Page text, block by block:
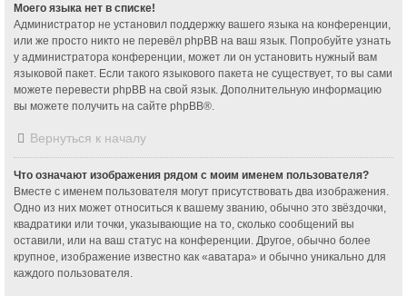
Моего языка нет в списке!
Администратор не установил поддержку вашего языка на конференции,
или же просто никто не перевёл phpBB на ваш язык. Попробуйте узнать
у администратора конференции, может ли он установить нужный вам
языковой пакет. Если такого языкового пакета не существует, то вы сами
можете перевести phpBB на свой язык. Дополнительную информацию
вы можете получить на сайте phpBB®.
Вернуться к началу
Что означают изображения рядом с моим именем пользователя?
Вместе с именем пользователя могут присутствовать два изображения.
Одно из них может относиться к вашему званию, обычно это звёздочки,
квадратики или точки, указывающие на то, сколько сообщений вы
оставили, или на ваш статус на конференции. Другое, обычно более
крупное, изображение известно как «аватара» и обычно уникально для
каждого пользователя.